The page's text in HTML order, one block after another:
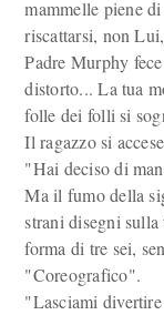
mammelle piene
riscattarsi, non
Padre Murphy
distorto... La tua
folle dei folli si
Il ragazzo si
"Hai deciso di
Ma il fumo della
strani disegni sulla
forma di tre sei,
"Coreografico".
"Lasciami